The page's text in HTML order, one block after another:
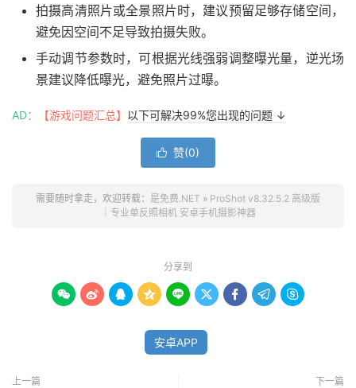
拍摄高清照片或全景照片时，建议预留足够存储空间，
避免因空间不足导致拍摄失败。
手动调节参数时，可根据光线强弱调整曝光量，逆光场
景建议降低曝光，避免照片过曝。
AD： 【游戏问题汇总】 以下可解决99%您出现的问题 ↓
 赞(0)
需要随时拿走，欢迎转载： 是免费.NET » ProShot v8.32.5.2 高级版
｜专业单反照相机 安卓手机摄影神器
分享到
        
安卓APP
上一篇 下一篇